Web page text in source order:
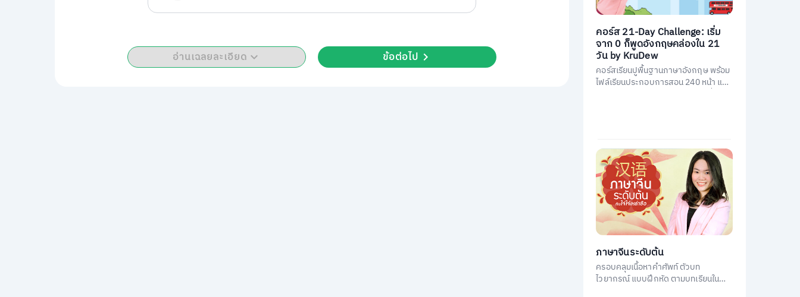
อ่านเฉลยละเอียด ข้อต่อไป
คอร์ส 21-Day Challenge: เริ่ม
จาก 0 ก็พูดอังกฤษคล่องใน 21
วัน by KruDew
คอร์สเรียนปูพื้นฐานภาษาอังกฤษ พร้อม
ไฟล์เรียนประกอบการสอน 240 หน้า และ
ภาษาจีนระดับต้น
ครอบคลุมเนื้อหาคำศัพท์ ตัวบท
ไวยากรณ์ แบบฝึกหัด ตามบทเรียนใน